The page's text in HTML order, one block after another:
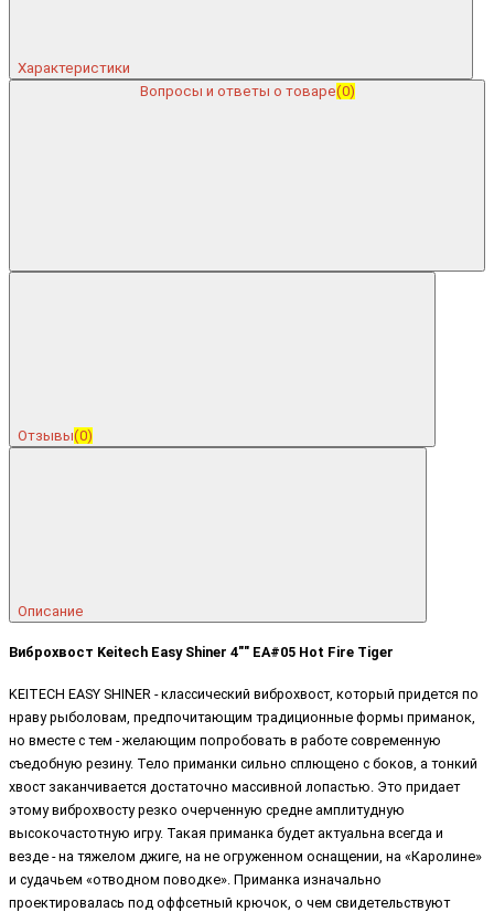
Характеристики
Вопросы и ответы о товаре(0)
Отзывы(0)
Описание
Виброхвост Keitech Easy Shiner 4"" EA#05 Hot Fire Tiger
KEITECH EASY SHINER - классический виброхвост, который придется по
нраву рыболовам, предпочитающим традиционные формы приманок,
но вместе с тем - желающим попробовать в работе современную
съедобную резину. Тело приманки сильно сплющено с боков, а тонкий
хвост заканчивается достаточно массивной лопастью. Это придает
этому виброхвосту резко очерченную средне амплитудную
высокочастотную игру. Такая приманка будет актуальна всегда и
везде - на тяжелом джиге, на не огруженном оснащении, на «Каролине»
и судачьем «отводном поводке». Приманка изначально
проектировалась под оффсетный крючок, о чем свидетельствуют